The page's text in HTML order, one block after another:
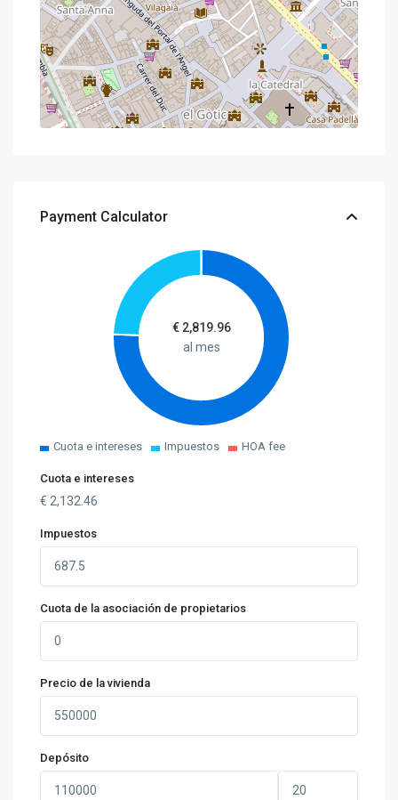
Payment Calculator
€ 2,819.96
al mes
Cuota e intereses Impuestos HOA fee
Cuota e intereses
€2,132.46
Impuestos
Cuota de la asociación de propietarios
Precio de la vivienda
Depósito